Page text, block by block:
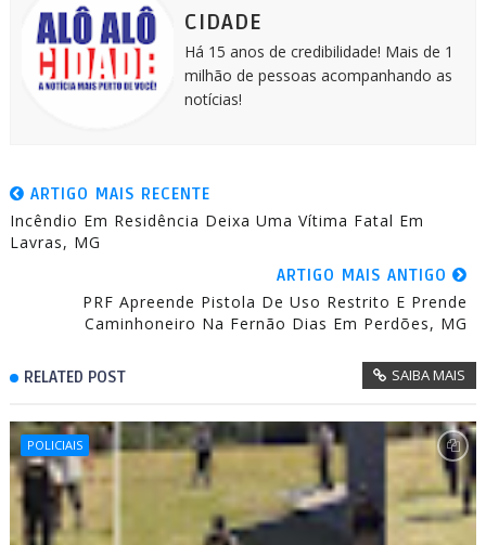
CIDADE
Há 15 anos de credibilidade! Mais de 1
milhão de pessoas acompanhando as
notícias!
ARTIGO MAIS RECENTE
Incêndio Em Residência Deixa Uma Vítima Fatal Em
Lavras, MG
ARTIGO MAIS ANTIGO
PRF Apreende Pistola De Uso Restrito E Prende
Caminhoneiro Na Fernão Dias Em Perdões, MG
RELATED POST SAIBA MAIS
POLICIAIS